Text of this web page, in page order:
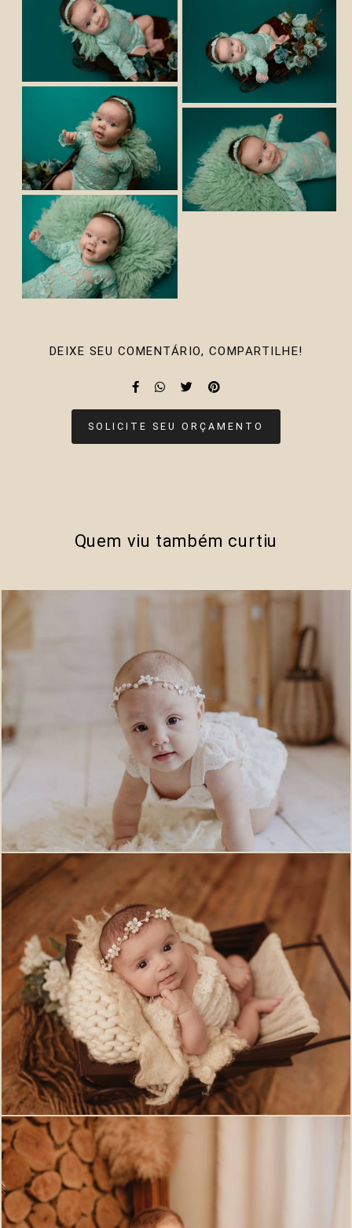
DEIXE SEU COMENTÁRIO, COMPARTILHE!
SOLICITE SEU ORÇAMENTO
Quem viu também curtiu
571 0
575 0